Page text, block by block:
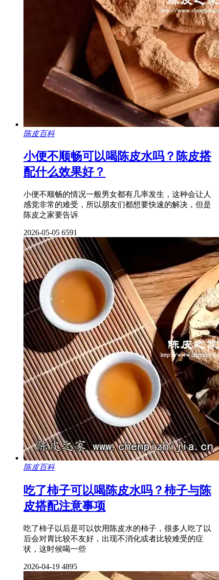
陈皮百科
小便不顺畅可以喝陈皮水吗？陈皮搭
配什么效果好？
小便不顺畅的情况一般男女都有几率发生，这种会让人
感觉非常的难受，所以朋友们都想要快速的解决，但是
陈皮之家要告诉
2026-05-05 6591
陈皮百科
吃了柿子可以喝陈皮水吗？柿子与陈
皮搭配注意事项
吃了柿子以后是可以饮用陈皮水的柿子，很多人吃了以
后会对胃比较不友好，出现不消化或者比较难受的症
状，这时候喝一些
2026-04-19 4895